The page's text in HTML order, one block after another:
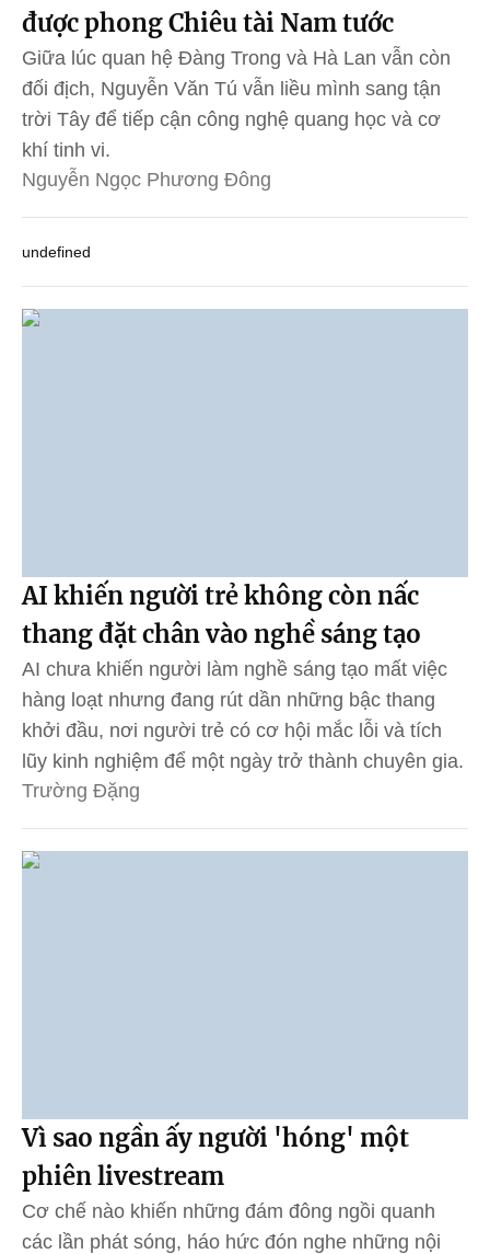
được phong Chiêu tài Nam tước
Giữa lúc quan hệ Đàng Trong và Hà Lan vẫn còn
đối địch, Nguyễn Văn Tú vẫn liều mình sang tận
trời Tây để tiếp cận công nghệ quang học và cơ
khí tinh vi.
Nguyễn Ngọc Phương Đông
undefined
AI khiến người trẻ không còn nấc
thang đặt chân vào nghề sáng tạo
AI chưa khiến người làm nghề sáng tạo mất việc
hàng loạt nhưng đang rút dần những bậc thang
khởi đầu, nơi người trẻ có cơ hội mắc lỗi và tích
lũy kinh nghiệm để một ngày trở thành chuyên gia.
Trường Đặng
Vì sao ngần ấy người 'hóng' một
phiên livestream
Cơ chế nào khiến những đám đông ngồi quanh
các lần phát sóng, háo hức đón nghe những nội